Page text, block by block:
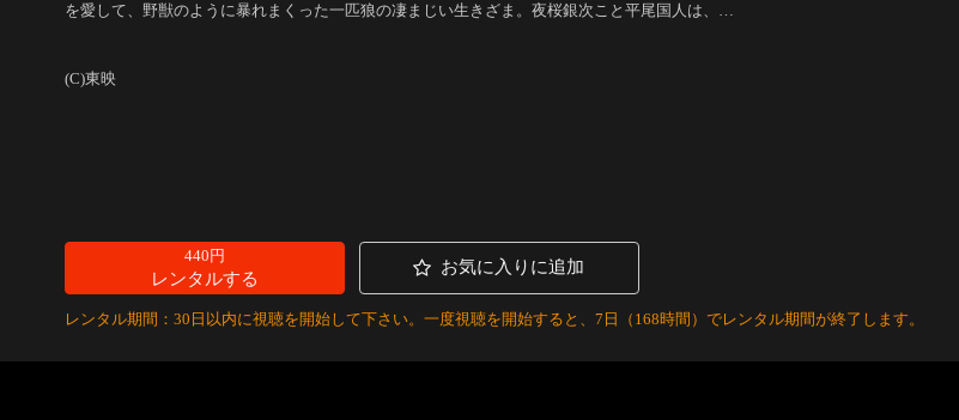
を愛して、野獣のように暴れまくった一匹狼の凄まじい生きざま。夜桜銀次こと平尾国人は、兄
(C)東映
440円
レンタルする
お気に入りに追加
レンタル期間：30日以内に視聴を開始して下さい。一度視聴を開始すると、7日（168時間）でレンタル期間が終了します。